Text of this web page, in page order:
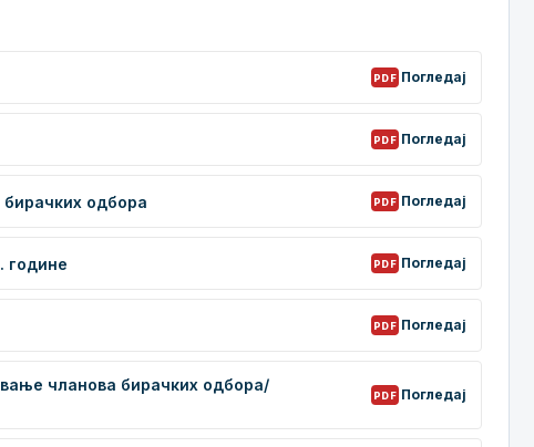
бирачких одбора
године
чланова бирачких одбора/